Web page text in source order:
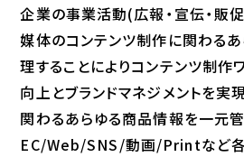
企業の事業活動(広報・宣伝・販
媒体のコンテンツ制作に関わる
理することによりコンテンツ制作
向上とブランドマネジメントを実
関わるあらゆる商品情報を一元管
EC/Web/SNS/動画/Printなど